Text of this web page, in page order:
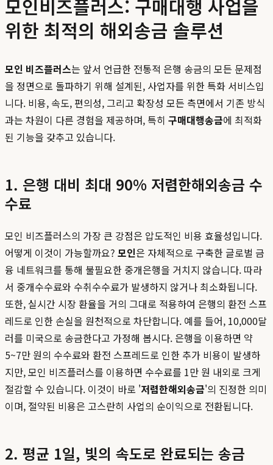
모인비즈플러스: 구매대행 사업을
위한 최적의 해외송금 솔루션
모인 비즈플러스는 앞서 언급한 전통적 은행 송금의 모든 문제점
을 정면으로 돌파하기 위해 설계된, 사업자를 위한 특화 서비스입
니다. 비용, 속도, 편의성, 그리고 확장성 모든 측면에서 기존 방식
과는 차원이 다른 경험을 제공하며, 특히 구매대행송금에 최적화
된 기능을 갖추고 있습니다.
1. 은행 대비 최대 90% 저렴한해외송금 수
수료
모인 비즈플러스의 가장 큰 강점은 압도적인 비용 효율성입니다.
어떻게 이것이 가능할까요? 모인은 자체적으로 구축한 글로벌 금
융 네트워크를 통해 불필요한 중개은행을 거치지 않습니다. 따라
서 중개수수료와 수취수수료가 발생하지 않거나 최소화됩니다.
또한, 실시간 시장 환율을 거의 그대로 적용하여 은행의 환전 스프
레드로 인한 손실을 원천적으로 차단합니다. 예를 들어, 10,000달
러를 미국으로 송금한다고 가정해 봅시다. 은행을 이용하면 약
5~7만 원의 수수료와 환전 스프레드로 인한 추가 비용이 발생하
지만, 모인 비즈플러스를 이용하면 수수료를 1만 원 내외로 크게
절감할 수 있습니다. 이것이 바로 '저렴한해외송금'의 진정한 의미
이며, 절약된 비용은 고스란히 사업의 순이익으로 전환됩니다.
2. 평균 1일, 빛의 속도로 완료되는 송금